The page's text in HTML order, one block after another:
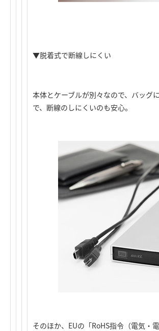
▼脱着式で断線しにくい
本体とケーブルが別々なので、バッグ
で、断線のしにくいのも安心。
そのほか、EUの「RoHS指令（電気・